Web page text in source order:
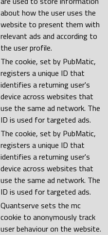
about how the user uses the
website to present them with
relevant ads and according to
the user profile.
The cookie, set by PubMatic,
registers a unique ID that
identifies a returning user's
device across websites that
use the same ad network. The
ID is used for targeted ads.
The cookie, set by PubMatic,
registers a unique ID that
identifies a returning user's
device across websites that
use the same ad network. The
ID is used for targeted ads.
Quantserve sets the mc
cookie to anonymously track
user behaviour on the website.